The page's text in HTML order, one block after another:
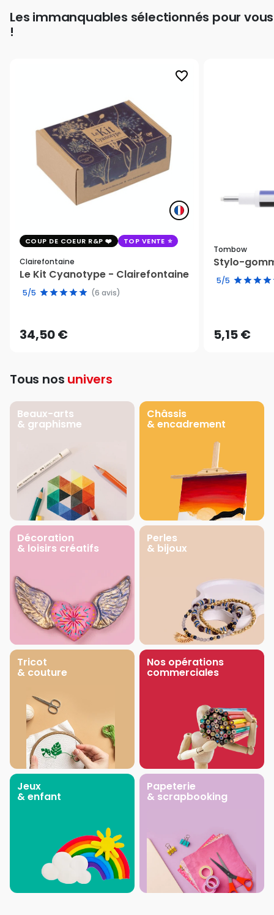
Les immanquables sélectionnés pour vous
!
favorite_border
COUP DE COEUR R&P TOP VENTE
Clairefontaine
Le Kit Cyanotype - Clairefontaine
5/5 (6 avis)
34,50 €
Tombow
Stylo-
5/5
5,15 €
Tous nos univers
Beaux-arts
& graphisme
Châssis
& encadrement
Décoration
& loisirs créatifs
Perles
& bijoux
Tricot
& couture
Nos opérations
commerciales
Jeux
& enfant
Papeterie
& scrapbooking